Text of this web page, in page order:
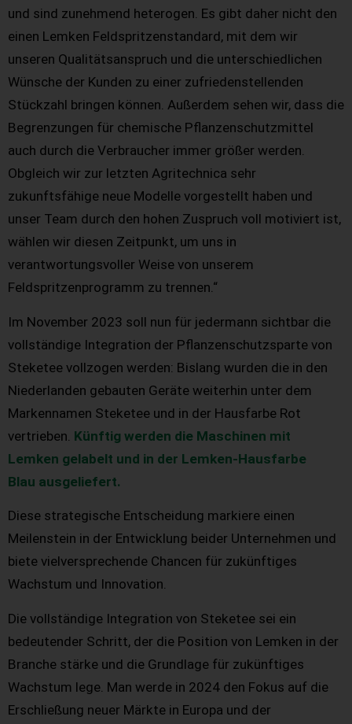
und sind zunehmend heterogen. Es gibt daher nicht den
einen Lemken Feldspritzenstandard, mit dem wir
unseren Qualitätsanspruch und die unterschiedlichen
Wünsche der Kunden zu einer zufriedenstellenden
Stückzahl bringen können. Außerdem sehen wir, dass die
Begrenzungen für chemische Pflanzenschutzmittel
auch durch die Verbraucher immer größer werden.
Obgleich wir zur letzten Agritechnica sehr
zukunftsfähige neue Modelle vorgestellt haben und
unser Team durch den hohen Zuspruch voll motiviert ist,
wählen wir diesen Zeitpunkt, um uns in
verantwortungsvoller Weise von unserem
Feldspritzenprogramm zu trennen.“
Im November 2023 soll nun für jedermann sichtbar die
vollständige Integration der Pflanzenschutzsparte von
Steketee vollzogen werden: Bislang wurden die in den
Niederlanden gebauten Geräte weiterhin unter dem
Markennamen Steketee und in der Hausfarbe Rot
vertrieben. Künftig werden die Maschinen mit
Lemken gelabelt und in der Lemken-Hausfarbe
Blau ausgeliefert.
Diese strategische Entscheidung markiere einen
Meilenstein in der Entwicklung beider Unternehmen und
biete vielversprechende Chancen für zukünftiges
Wachstum und Innovation.
Die vollständige Integration von Steketee sei ein
bedeutender Schritt, der die Position von Lemken in der
Branche stärke und die Grundlage für zukünftiges
Wachstum lege. Man werde in 2024 den Fokus auf die
Erschließung neuer Märkte in Europa und der